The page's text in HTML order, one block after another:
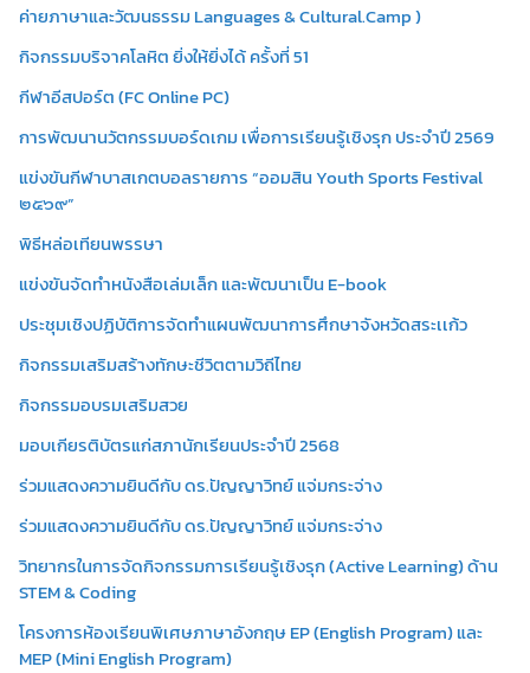
ค่ายภาษาและวัฒนธรรม Languages & Cultural.Camp )
กิจกรรมบริจาคโลหิต ยิ่งให้ยิ่งได้ ครั้งที่ 51
กีฬาอีสปอร์ต (FC Online PC)
การพัฒนานวัตกรรมบอร์ดเกม เพื่อการเรียนรู้เชิงรุก ประจำปี 2569
แข่งขันกีฬาบาสเกตบอลรายการ “ออมสิน Youth Sports Festival
๒๕๖๙”
พิธีหล่อเทียนพรรษา
แข่งขันจัดทำหนังสือเล่มเล็ก และพัฒนาเป็น E-book
ประชุมเชิงปฏิบัติการจัดทำแผนพัฒนาการศึกษาจังหวัดสระเเก้ว
กิจกรรมเสริมสร้างทักษะชีวิตตามวิถีไทย
กิจกรรมอบรมเสริมสวย
มอบเกียรติบัตรแก่สภานักเรียนประจำปี 2568
ร่วมแสดงความยินดีกับ ดร.ปัญญาวิทย์ แจ่มกระจ่าง
ร่วมแสดงความยินดีกับ ดร.ปัญญาวิทย์ แจ่มกระจ่าง
วิทยากรในการจัดกิจกรรมการเรียนรู้เชิงรุก (Active Learning) ด้าน
STEM & Coding
โครงการห้องเรียนพิเศษภาษาอังกฤษ EP (English Program) และ
MEP (Mini English Program)